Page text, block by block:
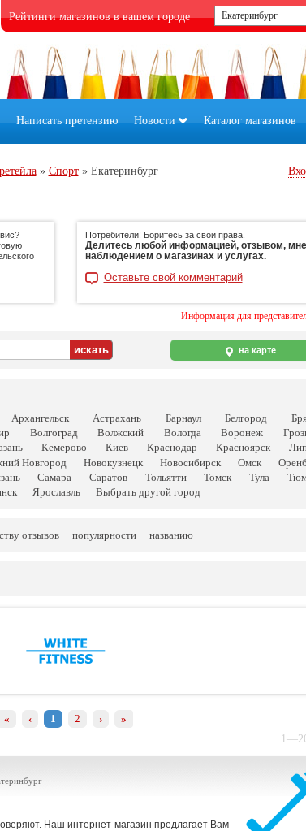
Рейтинги магазинов в вашем городе
Написать претензию Новости Каталог магазинов
» Спорт» Екатеринбург
Потребители! Боритесь за свои права.
Делитесь любой информацией, отзывом,
наблюдением о магазинах и услугах.
Оставьте свой комментарий
Информация для
на карте
Архангельск Астрахань Барнаул Белгород
Волгоград Волжский Вологда Воронеж
Кемерово Киев Краснодар Красноярск
Новгород Новокузнецк Новосибирск Омск
Самара Саратов Тольятти Томск Тула
Ярославль Выбрать другой город
отзывов популярности названию
« ‹ 1 2 ›
»
Наш интернет-магазин предлагает Вам